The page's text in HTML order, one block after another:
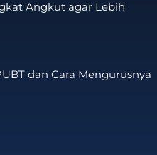
Angkut agar Lebih
dan Cara Mengurusnya